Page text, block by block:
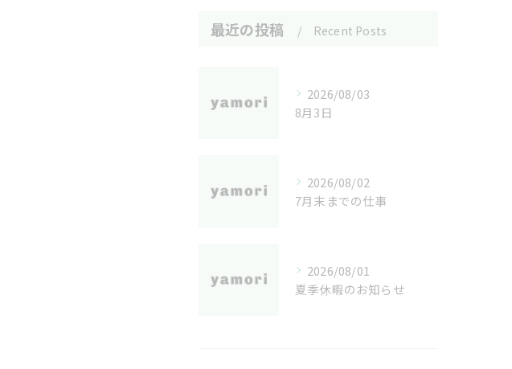
最近の投稿 Recent Posts
2026/08/03
8月3日
2026/08/02
7月末までの仕事
2026/08/01
夏季休暇のお知らせ